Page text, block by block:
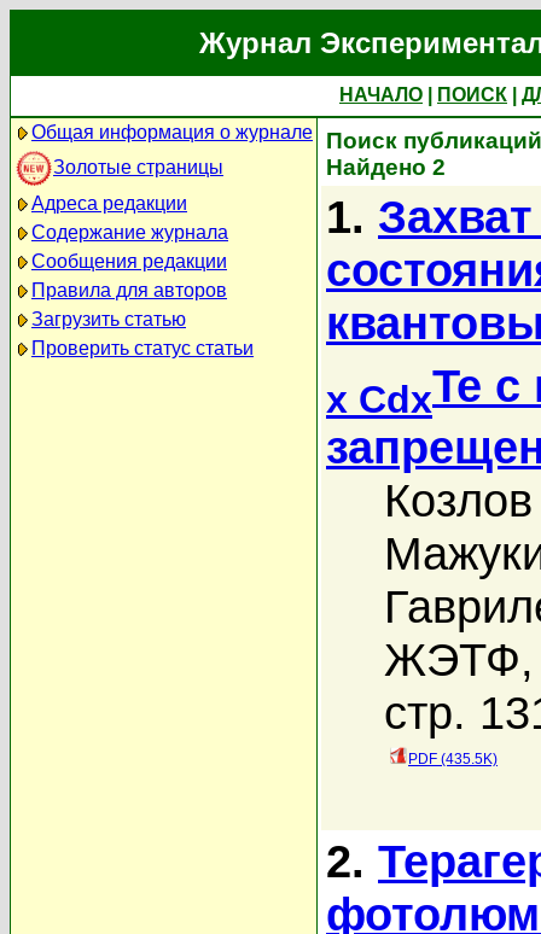
Журнал
НАЧАЛО ПОИСК
Общая информация о журнале
Золотые страницы
Адреса редакции
Содержание журнала
Сообщения редакции
Правила для авторов
Загрузить статью
Проверить статус статьи
Поиск
Найдено 2
1.
x CdxTe
ЖЭТФ,
стр.
PDF (435.5K)
2.